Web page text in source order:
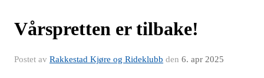
Vårspretten er tilbake!
Postet av Rakkestad Kjøre og Rideklubb den 6. apr 2025